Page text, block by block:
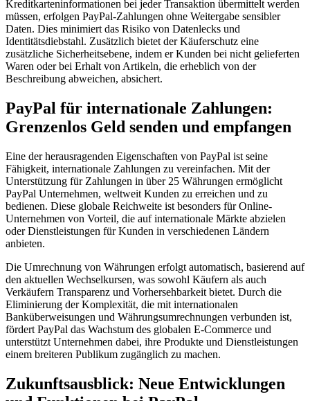
Kreditkarteninformationen bei jeder Transaktion übermittelt werden
müssen, erfolgen PayPal-Zahlungen ohne Weitergabe sensibler
Daten. Dies minimiert das Risiko von Datenlecks und
Identitätsdiebstahl. Zusätzlich bietet der Käuferschutz eine
zusätzliche Sicherheitsebene, indem er Kunden bei nicht gelieferten
Waren oder bei Erhalt von Artikeln, die erheblich von der
Beschreibung abweichen, absichert.
PayPal für internationale Zahlungen:
Grenzenlos Geld senden und empfangen
Eine der herausragenden Eigenschaften von PayPal ist seine
Fähigkeit, internationale Zahlungen zu vereinfachen. Mit der
Unterstützung für Zahlungen in über 25 Währungen ermöglicht
PayPal Unternehmen, weltweit Kunden zu erreichen und zu
bedienen. Diese globale Reichweite ist besonders für Online-
Unternehmen von Vorteil, die auf internationale Märkte abzielen
oder Dienstleistungen für Kunden in verschiedenen Ländern
anbieten.
Die Umrechnung von Währungen erfolgt automatisch, basierend auf
den aktuellen Wechselkursen, was sowohl Käufern als auch
Verkäufern Transparenz und Vorhersehbarkeit bietet. Durch die
Eliminierung der Komplexität, die mit internationalen
Banküberweisungen und Währungsumrechnungen verbunden ist,
fördert PayPal das Wachstum des globalen E-Commerce und
unterstützt Unternehmen dabei, ihre Produkte und Dienstleistungen
einem breiteren Publikum zugänglich zu machen.
Zukunftsausblick: Neue Entwicklungen